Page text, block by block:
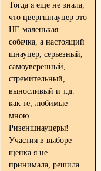
Тогда я еще не знала,
что цвергшнауцер это
НЕ маленькая
собачка, а настоящий
шнауцер, серьезный,
самоуверенный,
стремительный,
выносливый и т.д.
как те, любимые
мною
Ризеншнауцеры!
Участия в выборе
щенка я не
принимала, решила